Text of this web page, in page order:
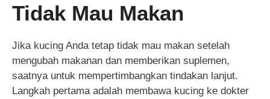
Tidak Mau Makan
Jika kucing Anda tetap tidak mau makan setelah
mengubah makanan dan memberikan suplemen,
saatnya untuk mempertimbangkan tindakan lanjut.
Langkah pertama adalah membawa kucing ke dokter